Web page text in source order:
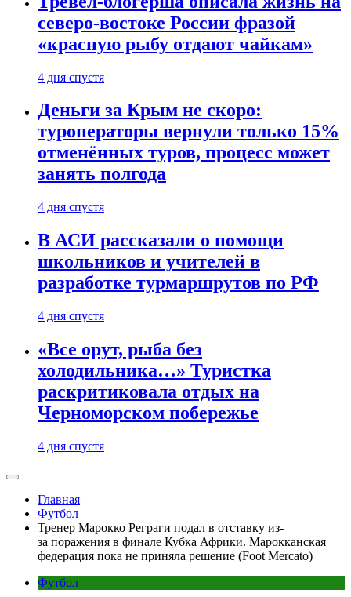
северо-востоке России фразой
«красную рыбу отдают чайкам»
4 дня спустя
Деньги за Крым не скоро:
туроператоры вернули только 15%
отменённых туров, процесс может
занять полгода
4 дня спустя
В АСИ рассказали о помощи
школьников и учителей в
разработке турмаршрутов по РФ
4 дня спустя
«Все орут, рыба без
холодильника…» Туристка
раскритиковала отдых на
Черноморском побережье
4 дня спустя
Главная
Футбол
Тренер Марокко Реграги подал в отставку из-
за поражения в финале Кубка Африки. Марокканская
федерация пока не приняла решение (Foot Mercato)
Футбол